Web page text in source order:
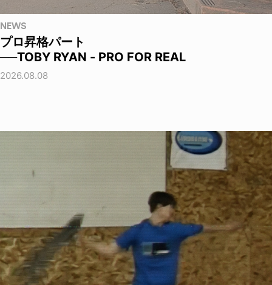
NEWS
プロ昇格パート
──TOBY RYAN - PRO FOR REAL
2026.08.08